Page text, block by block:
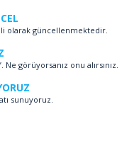
olarak güncellenmektedir.
görüyorsanız onu alırsınız.
sunuyoruz.